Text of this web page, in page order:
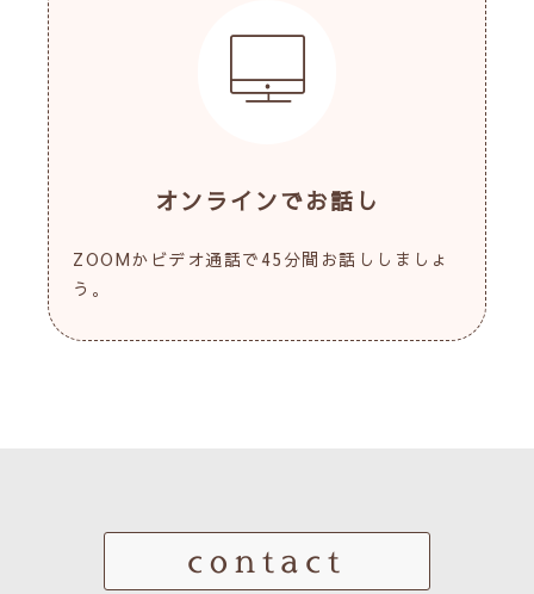
オンラインでお話し
ZOOMかビデオ通話で45分間お話ししましょ
う。
contact